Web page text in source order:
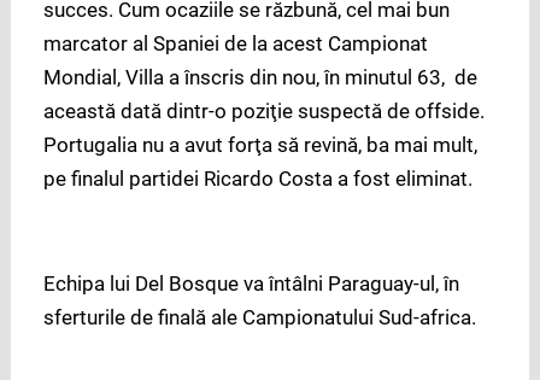
succes. Cum ocaziile se răzbună, cel mai bun
marcator al Spaniei de la acest Campionat
Mondial, Villa a înscris din nou, în minutul 63, de
această dată dintr-o poziţie suspectă de offside.
Portugalia nu a avut forţa să revină, ba mai mult,
pe finalul partidei Ricardo Costa a fost eliminat.
Echipa lui Del Bosque va întâlni Paraguay-ul, în
sferturile de finală ale Campionatului Sud-africa.